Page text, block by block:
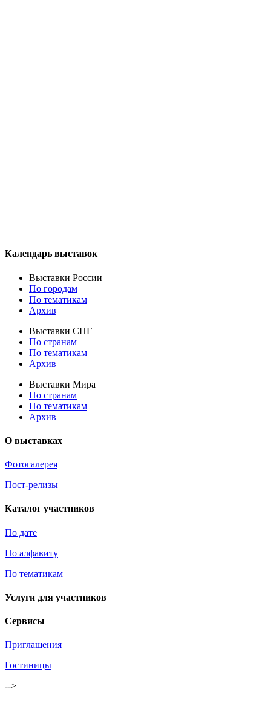
Календарь выставок
Выставки России
По городам
По тематикам
Архив
Выставки СНГ
По странам
По тематикам
Архив
Выставки Мира
По странам
По тематикам
Архив
О выставках
Фотогалерея
Пост-релизы
Каталог участников
По дате
По алфавиту
По тематикам
Услуги для участников
Сервисы
Приглашения
Гостиницы
-->